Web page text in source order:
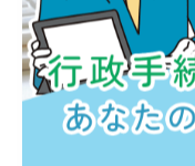
飲食店営業許可の申
ど多岐にわたる作業
ことで、専門的な知
れ、初めての方でも